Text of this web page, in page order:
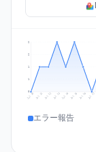
1
1
2
2
Jul 10 Jul 11 Jul 12 Jul 13 Jul 14 Jul 15 Jul 16 Jul 17
エラー報告